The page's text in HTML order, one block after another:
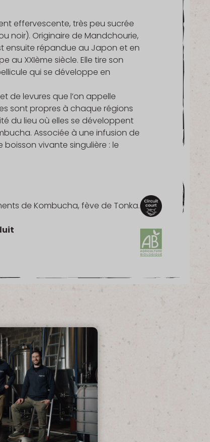
effervescente, très peu sucrée
noir). Originaire de Mandchourie,
ensuite répandue au Japon et en
au XXIème siècle. Elle tire son
qui se développe en
de levures que l’on appelle
sont propres à chaque régions
du lieu où elles se développent
Associée à une infusion de
vivante singulière : le
de Kombucha, fève de Tonka.